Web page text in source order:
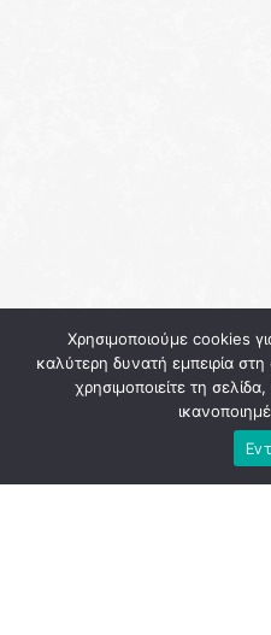
Η λειτουργία των βαθμίδων
Χρησιμοποιούμε cookies
καλύτερη δυνατή εμπειρία
χρησιμοποιείτε τη